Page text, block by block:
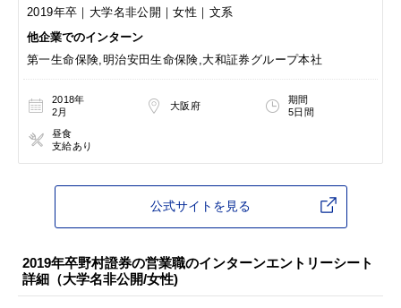
2019年卒｜大学名非公開｜女性｜文系
他企業でのインターン
第一生命保険,明治安田生命保険,大和証券グループ本社
2018年
2月
大阪府
期間
5日間
昼食
支給あり
公式サイトを見る
2019年卒野村證券の営業職のインターンエントリーシート
詳細（大学名非公開/女性)